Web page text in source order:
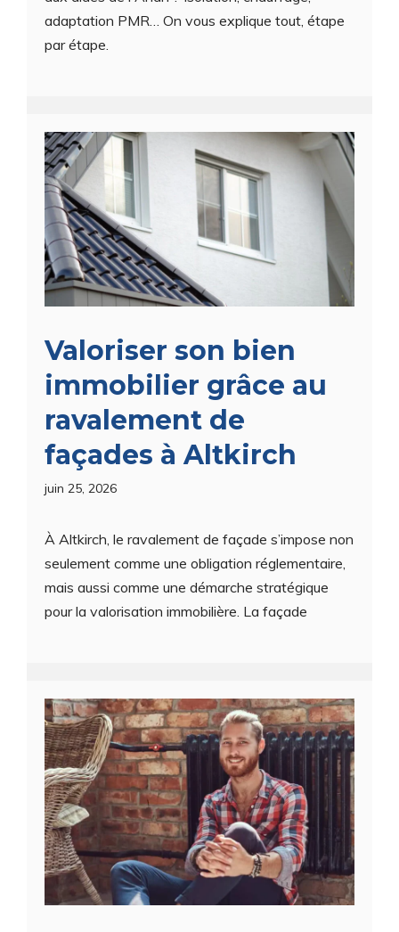
adaptation PMR… On vous explique tout, étape
par étape.
Valoriser son bien
immobilier grâce au
ravalement de
façades à Altkirch
juin 25, 2026
À Altkirch, le ravalement de façade s’impose non
seulement comme une obligation réglementaire,
mais aussi comme une démarche stratégique
pour la valorisation immobilière. La façade